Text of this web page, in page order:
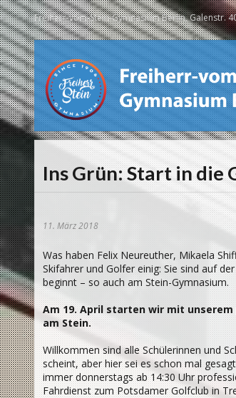
Freiherr-vom-Stein-Gymnasium Berlin, Galenstr.
Ins Grün: Start in die
11. März 2018
Was haben Felix Neureuther, Mikaela
Skifahrer und Golfer einig: Sie sind auf
beginnt – so auch am Stein-Gymnasium.
Am 19. April starten wir mit
am Stein.
Willkommen sind alle Schülerinnen und
scheint, aber hier sei es schon mal
immer donnerstags ab 14:30 Uhr
Fahrdienst zum Potsdamer Golfclub in